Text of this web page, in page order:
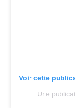
Voir cette
Une